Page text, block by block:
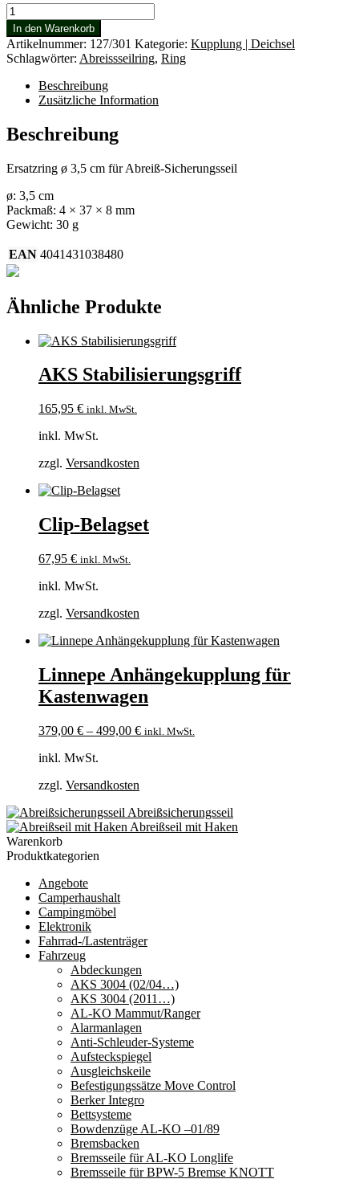
Ersatzring
Menge
In den Warenkorb
Artikelnummer: 127/301 Kategorie: Kupplung | Deichsel
Schlagwörter: Abreissseilring, Ring
Beschreibung
Zusätzliche Information
Beschreibung
Ersatzring ø 3,5 cm für Abreiß-Sicherungsseil
ø: 3,5 cm
Packmaß: 4 × 37 × 8 mm
Gewicht: 30 g
EAN 4041431038480
Ähnliche Produkte
AKS Stabilisierungsgriff
165,95 € inkl. MwSt.
inkl. MwSt.
zzgl. Versandkosten
Clip-Belagset
67,95 € inkl. MwSt.
inkl. MwSt.
zzgl. Versandkosten
Linnepe Anhängekupplung für
Kastenwagen
379,00 € – 499,00 € inkl. MwSt.
inkl. MwSt.
zzgl. Versandkosten
Abreißsicherungsseil
Abreißseil mit Haken
Warenkorb
Produktkategorien
Angebote
Camperhaushalt
Campingmöbel
Elektronik
Fahrrad-/Lastenträger
Fahrzeug
Abdeckungen
AKS 3004 (02/04…)
AKS 3004 (2011…)
AL-KO Mammut/Ranger
Alarmanlagen
Anti-Schleuder-Systeme
Aufsteckspiegel
Ausgleichskeile
Befestigungssätze Move Control
Berker Integro
Bettsysteme
Bowdenzüge AL-KO –01/89
Bremsbacken
Bremsseile für AL-KO Longlife
Bremsseile für BPW-5 Bremse KNOTT